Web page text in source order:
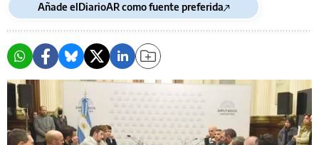
Añade elDiarioAR como fuente preferida